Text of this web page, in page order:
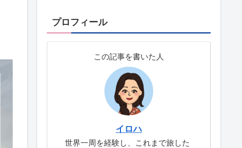
プロフィール
この記事を書いた人
イロハ
世界一周を経験し、これまで旅した